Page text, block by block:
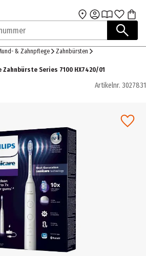
Zum Hauptinhalt
& Zahnpflege
Zahnbürsten
Series 7100 HX7420/01
Artikelnr. 3027831